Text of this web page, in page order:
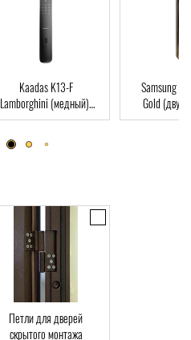
Kaadas K13-F
Lamborghini (медный),
Автомат, Face-ID,
отпечаток пальца, RFID-
Card
Samsung
Gold
врезная
Петли для дверей
скрытого монтажа